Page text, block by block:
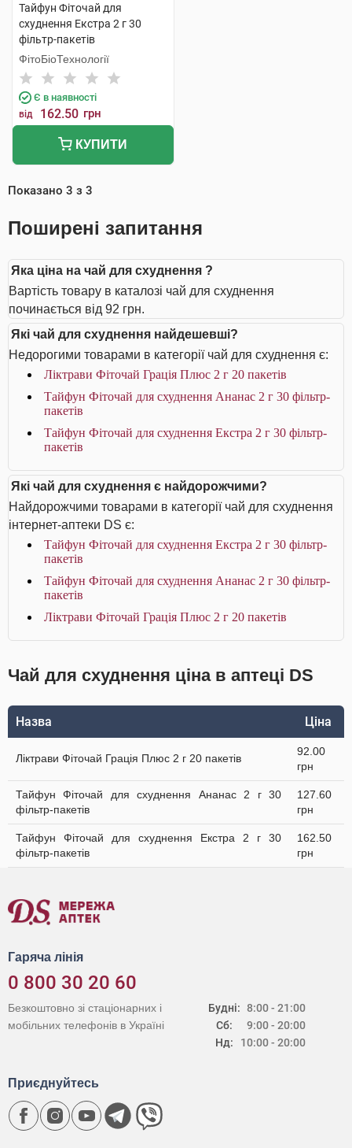
Тайфун Фіточай для
схуднення Екстра 2 г 30
фільтр-пакетів
ФітоБіоТехнології
Є в наявності
від 162.50 грн
КУПИТИ
Показано 3 з 3
Поширені запитання
Яка ціна на чай для схуднення ?
Вартість товару в каталозі чай для схуднення
починається від 92 грн.
Які чай для схуднення найдешевші?
Недорогими товарами в категорії чай для схуднення є:
Ліктрави Фіточай Грація Плюс 2 г 20 пакетів
Тайфун Фіточай для схуднення Ананас 2 г 30 фільтр-
пакетів
Тайфун Фіточай для схуднення Екстра 2 г 30 фільтр-
пакетів
Які чай для схуднення є найдорожчими?
Найдорожчими товарами в категорії чай для схуднення
інтернет-аптеки DS є:
Тайфун Фіточай для схуднення Екстра 2 г 30 фільтр-
пакетів
Тайфун Фіточай для схуднення Ананас 2 г 30 фільтр-
пакетів
Ліктрави Фіточай Грація Плюс 2 г 20 пакетів
Чай для схуднення ціна в аптеці DS
Назва Ціна
Ліктрави Фіточай Грація Плюс 2 г 20 пакетів
92.00
грн
Тайфун Фіточай для схуднення Ананас 2 г 30
фільтр-пакетів
127.60
грн
Тайфун Фіточай для схуднення Екстра 2 г 30
фільтр-пакетів
162.50
грн
Гаряча лінія
0 800 30 20 60
Будні:
Сб:
Нд:
8:00 - 21:00
9:00 - 20:00
10:00 - 20:00
Безкоштовно зі стаціонарних і
мобільних телефонів в Україні
Приєднуйтесь